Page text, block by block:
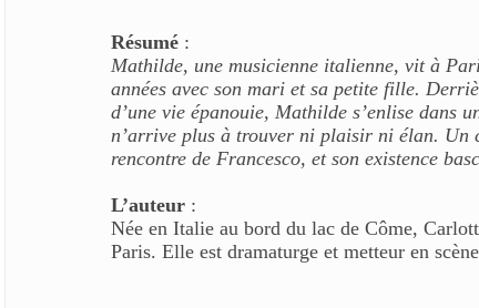
Résumé:
Mathilde, une musicienne italienne, vit à
années avec son mari et sa petite fille.
d’une vie épanouie, Mathilde s’enlise dans
n’arrive plus à trouver ni plaisir ni élan. Un
rencontre de Francesco, et son existence
L’auteur:
Née en Italie au bord du lac de Côme,
Paris. Elle est dramaturge et metteur en